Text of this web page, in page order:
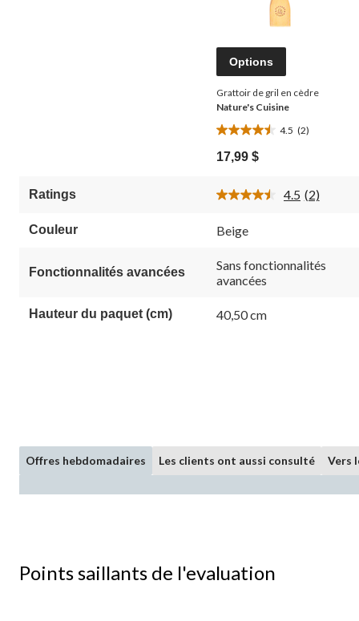
Options
Grattoir de gril en cèdre
Nature's Cuisine
4.5 (2)
4.5
étoile(s)
sur
2
17,99 $
Ratings 4.5 Lire
vers
(2)
Couleur Beige
Fonctionnalités avancées
Sans fonctionnalités
avancées
Hauteur du paquet (cm) 40,50 cm
Offres hebdomadaires Les clients ont aussi consulté Vers
Points saillants de l'evaluation